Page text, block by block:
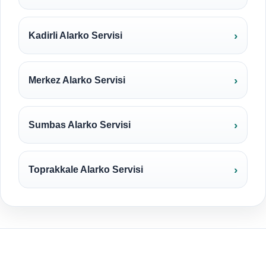
Kadirli Alarko Servisi
Merkez Alarko Servisi
Sumbas Alarko Servisi
Toprakkale Alarko Servisi